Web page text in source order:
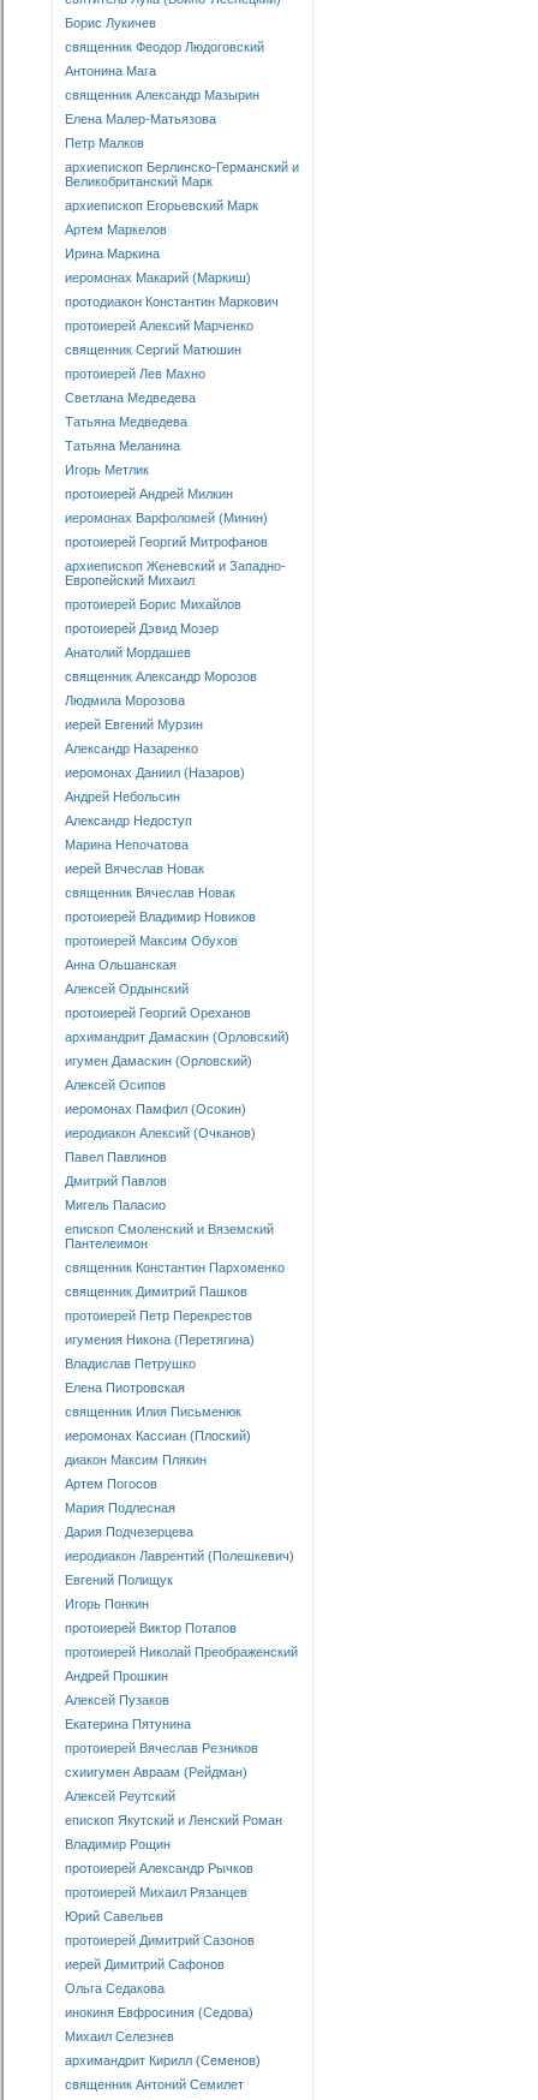
Борис Лукичев
священник Феодор Людоговский
Антонина Мага
священник Александр Мазырин
Елена Малер-Матьязова
Петр Малков
архиепископ Берлинско-Германский и
Великобританский Марк
архиепископ Егорьевский Марк
Артем Маркелов
Ирина Маркина
иеромонах Макарий (Маркиш)
протодиакон Константин Маркович
протоиерей Алексий Марченко
священник Сергий Матюшин
протоиерей Лев Махно
Светлана Медведева
Татьяна Медведева
Татьяна Меланина
Игорь Метлик
протоиерей Андрей Милкин
иеромонах Варфоломей (Минин)
протоиерей Георгий Митрофанов
архиепископ Женевский и Западно-
Европейский Михаил
протоиерей Борис Михайлов
протоиерей Дэвид Мозер
Анатолий Мордашев
священник Александр Морозов
Людмила Морозова
иерей Евгений Мурзин
Александр Назаренко
иеромонах Даниил (Назаров)
Андрей Небольсин
Александр Недоступ
Марина Непочатова
иерей Вячеслав Новак
священник Вячеслав Новак
протоиерей Владимир Новиков
протоиерей Максим Обухов
Анна Ольшанская
Алексей Ордынский
протоиерей Георгий Ореханов
архимандрит Дамаскин (Орловский)
игумен Дамаскин (Орловский)
Алексей Осипов
иеромонах Памфил (Осокин)
иеродиакон Алексий (Очканов)
Павел Павлинов
Дмитрий Павлов
Мигель Паласио
епископ Смоленский и Вяземский
Пантелеимон
священник Константин Пархоменко
священник Димитрий Пашков
протоиерей Петр Перекрестов
игумения Никона (Перетягина)
Владислав Петрушко
Елена Пиотровская
священник Илия Письменюк
иеромонах Кассиан (Плоский)
диакон Максим Плякин
Артем Погосов
Мария Подлесная
Дария Подчезерцева
иеродиакон Лаврентий (Полешкевич)
Евгений Полищук
Игорь Понкин
протоиерей Виктор Потапов
протоиерей Николай Преображенский
Андрей Прошкин
Алексей Пузаков
Екатерина Пятунина
протоиерей Вячеслав Резников
схиигумен Авраам (Рейдман)
Алексей Реутский
епископ Якутский и Ленский Роман
Владимир Рощин
протоиерей Александр Рычков
протоиерей Михаил Рязанцев
Юрий Савельев
протоиерей Димитрий Сазонов
иерей Димитрий Сафонов
Ольга Седакова
инокиня Евфросиния (Седова)
Михаил Селезнев
архимандрит Кирилл (Семенов)
священник Антоний Семилет